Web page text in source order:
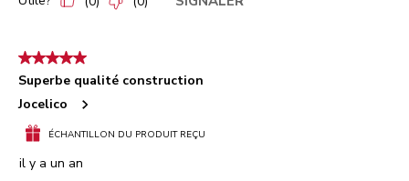
5 étoile(s) sur 5.
Superbe qualité construction
Jocelico
ÉCHANTILLON DU PRODUIT REÇU
il y a un an